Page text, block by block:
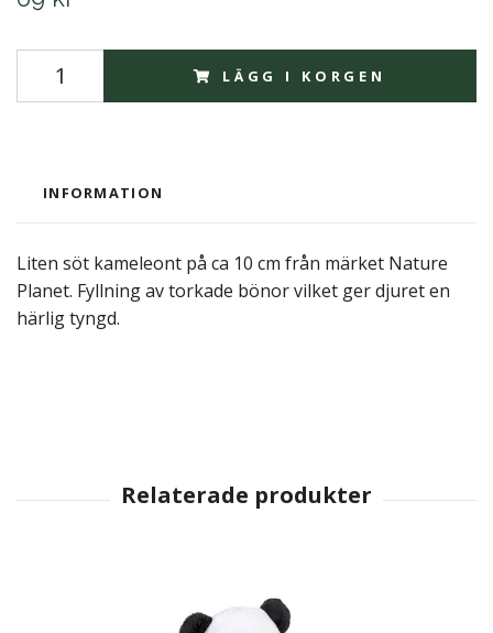
LÄGG I KORGEN
INFORMATION
Liten söt kameleont på ca 10 cm från märket Nature
Planet. Fyllning av torkade bönor vilket ger djuret en
härlig tyngd.